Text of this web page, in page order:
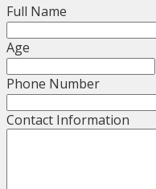
Full Name
Age
Phone Number
Contact Information